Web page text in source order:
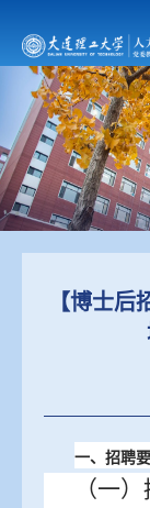
【博士
一、招聘
（一）